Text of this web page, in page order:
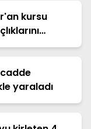
kursu
yaraladı